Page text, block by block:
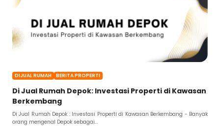
DIJUAL RUMAH BERITA PROPERTI
Di Jual Rumah Depok: Investasi Properti di Kawasan
Berkembang
Di Jual Rumah Depok : Investasi Properti di Kawasan Berkembang - Banyak
orang mengenal Depok sebagai...